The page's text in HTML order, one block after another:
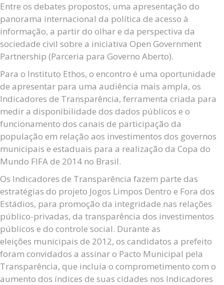
Entre os debates propostos, uma apresentação do
panorama internacional da política de acesso à
informação, a partir do olhar e da perspectiva da
sociedade civil sobre a iniciativa Open Government
Partnership (Parceria para Governo Aberto).
Para o Instituto Ethos, o encontro é uma oportunidade
de apresentar para uma audiência mais ampla, os
Indicadores de Transparência, ferramenta criada para
medir a disponibilidade dos dados públicos e o
funcionamento dos canais de participação da
população em relação aos investimentos dos governos
municipais e estaduais para a realização da Copa do
Mundo FIFA de 2014 no Brasil.
Os Indicadores de Transparência fazem parte das
estratégias do projeto Jogos Limpos Dentro e Fora dos
Estádios, para promoção da integridade nas relações
público-privadas, da transparência dos investimentos
públicos e do controle social. Durante as
eleições municipais de 2012, os candidatos a prefeito
foram convidados a assinar o Pacto Municipal pela
Transparência, que incluía o comprometimento com o
aumento dos índices de suas cidades nos Indicadores